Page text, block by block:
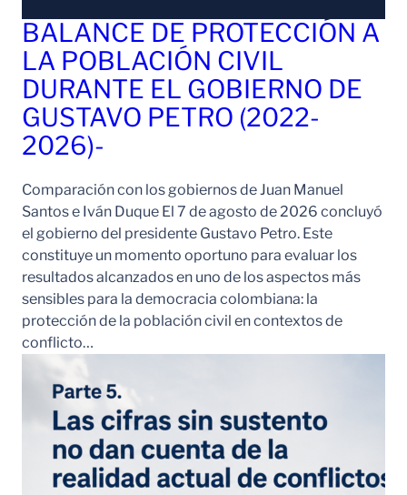
BALANCE DE PROTECCIÓN A
LA POBLACIÓN CIVIL
DURANTE EL GOBIERNO DE
GUSTAVO PETRO (2022-
2026)-
Comparación con los gobiernos de Juan Manuel
Santos e Iván Duque El 7 de agosto de 2026 concluyó
el gobierno del presidente Gustavo Petro. Este
constituye un momento oportuno para evaluar los
resultados alcanzados en uno de los aspectos más
sensibles para la democracia colombiana: la
protección de la población civil en contextos de
conflicto…